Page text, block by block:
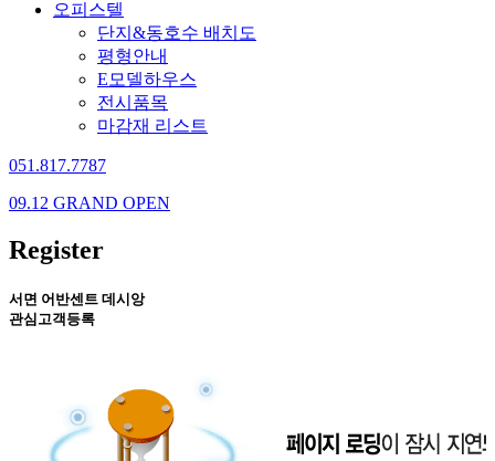
오피스텔
단지&동호수 배치도
평형안내
E모델하우스
전시품목
마감재 리스트
051.817.7787
09.12 GRAND OPEN
Register
서면 어반센트 데시앙
관심고객등록